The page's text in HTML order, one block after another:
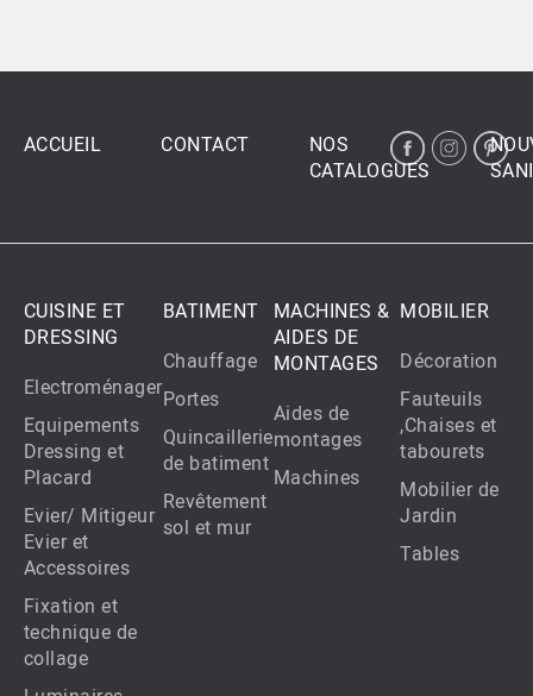
ACCUEIL CONTACT
NOS
CATALOGUES
CUISINE ET
DRESSING
Electroménager
Equipements
Dressing et
Placard
Evier/ Mitigeur
Evier et
Accessoires
Fixation et
technique de
collage
BATIMENT
Chauffage
Portes
Quincaillerie
de batiment
Revêtement
sol et mur
MACHINES &
AIDES DE
MONTAGES
Aides de
montages
Machines
MOBILIER
Décoration
Fauteuils
,Chaises et
tabourets
Mobilier de
Jardin
Tables